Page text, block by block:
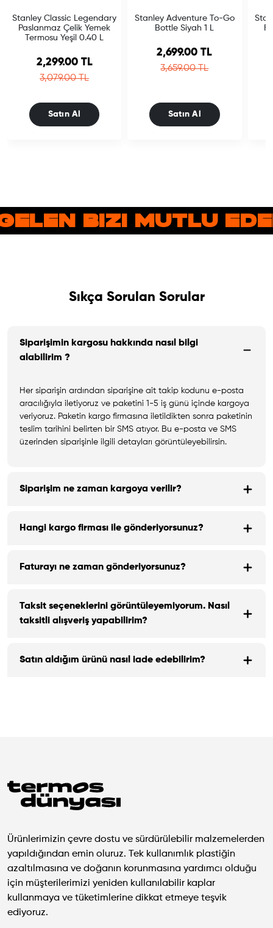
Stanley Classic Legendary
Paslanmaz Çelik Yemek
Termosu Yeşil 0.40 L
Sale price
2,299.00 TL
Regular price
3,079.00 TL
Satın Al
Stanley Adventure To-Go
Bottle Siyah 1 L
Sale price
2,699.00 TL
Regular price
3,659.00 TL
Satın Al
BIZI MUTLU
Sıkça Sorulan Sorular
Siparişimin kargosu hakkında nasıl bilgi
alabilirim ?
Her siparişin ardından siparişine ait takip kodunu e-posta
aracılığıyla iletiyoruz ve paketini 1-5 iş günü içinde kargoya
veriyoruz. Paketin kargo firmasına iletildikten sonra paketinin
teslim tarihini belirten bir SMS atıyor. Bu e-posta ve SMS
üzerinden siparişinle ilgili detayları görüntüleyebilirsin.
Siparişim ne zaman kargoya verilir?
Hangi kargo firması ile gönderiyorsunuz?
Faturayı ne zaman gönderiyorsunuz?
Taksit seçeneklerini görüntüleyemiyorum. Nasıl
taksitli alışveriş yapabilirim?
Satın aldığım ürünü nasıl iade edebilirim?
Ürünlerimizin çevre dostu ve sürdürülebilir malzemelerden
yapıldığından emin oluruz. Tek kullanımlık plastiğin
azaltılmasına ve doğanın korunmasına yardımcı olduğu
için müşterilerimizi yeniden kullanılabilir kaplar
kullanmaya ve tüketimlerine dikkat etmeye teşvik
ediyoruz.